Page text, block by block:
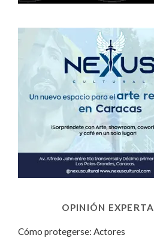
OPINIÓN EXPERTA
Cómo protegerse: Actores